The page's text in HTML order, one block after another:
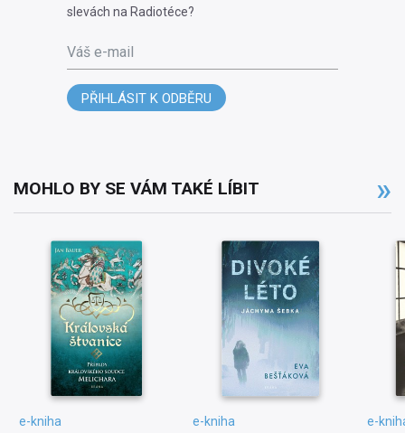
slevách na Radiotéce?
Váš e-mail
PŘIHLÁSIT K ODBĚRU
MOHLO BY SE VÁM TAKÉ LÍBIT
e-kniha e-kniha e-